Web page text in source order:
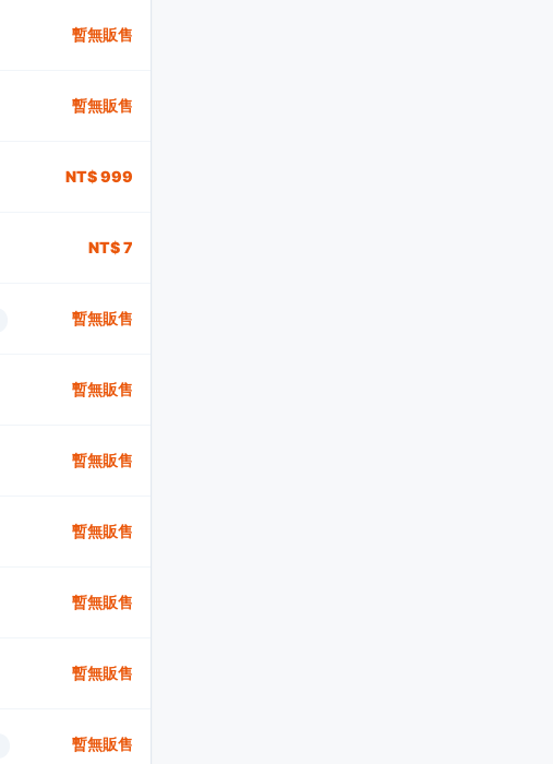
暫無販售
暫無販售
NT$ 999
NT$ 7
暫無販售
暫無販售
暫無販售
暫無販售
暫無販售
暫無販售
暫無販售